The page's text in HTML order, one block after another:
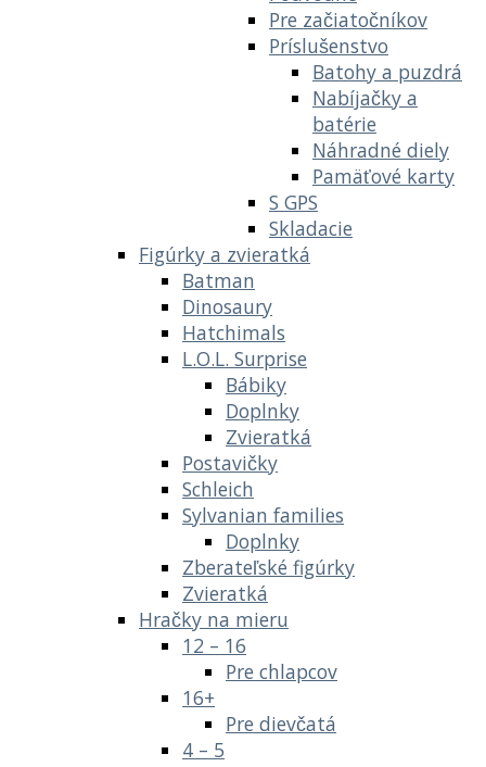
Pre začiatočníkov
Príslušenstvo
Batohy a puzdrá
Nabíjačky a
batérie
Náhradné diely
Pamäťové karty
S GPS
Skladacie
Figúrky a zvieratká
Batman
Dinosaury
Hatchimals
L.O.L. Surprise
Bábiky
Doplnky
Zvieratká
Postavičky
Schleich
Sylvanian families
Doplnky
Zberateľské figúrky
Zvieratká
Hračky na mieru
12 – 16
Pre chlapcov
16+
Pre dievčatá
4 – 5